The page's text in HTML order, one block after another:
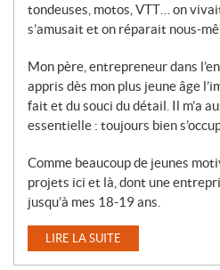
tondeuses, motos, VTT… on
s’amusait et on réparait nous-
Mon père, entrepreneur dans
appris dès mon plus jeune âge
fait et du souci du détail. Il m’a
essentielle : toujours bien
Comme beaucoup de jeunes
projets ici et là, dont une
jusqu’à mes 18-19 ans.
LIRE LA SUITE